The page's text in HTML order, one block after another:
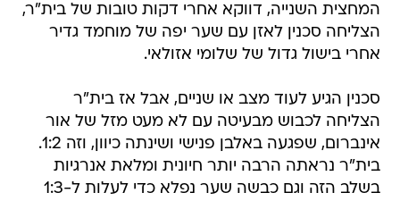
המחצית השנייה, דווקא אחרי דקות טובות של בית"ר,
הצליחה סכנין לאזן עם שער יפה של מוחמד גדיר
אחרי בישול גדול של שלומי אזולאי.
סכנין הגיע לעוד מצב או שניים, אבל אז בית"ר
הצליחה לכבוש מבעיטה עם לא מעט מזל של אור
אינברום, שפגעה באלבן פנישי ושינתה כיוון, וזה 1:2.
בית"ר נראתה הרבה יותר חיונית ומלאת אנרגיות
בשלב הזה וגם כבשה שער נפלא כדי לעלות ל-1:3